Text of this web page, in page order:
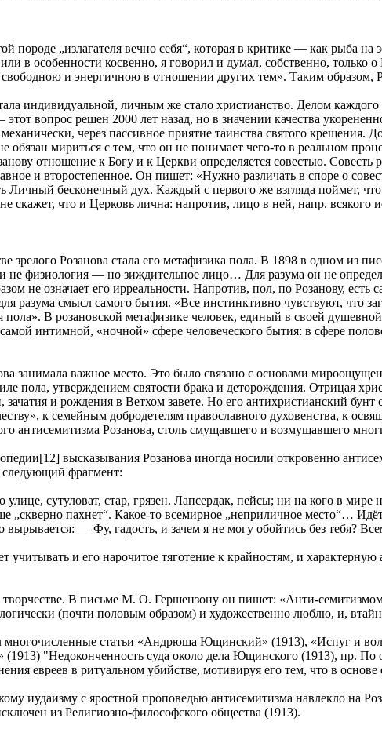
породе „излагателя вечно себя“, которая в критике — как рыба
в особенности косвенно, я говорил и думал, собственно, только о
свободною и энергичною в отношении других тем». Таким образом,
индивидуальной, личным же стало христианство. Делом каждого
вопрос решен 2000 лет назад, но в значении качества
через пассивное приятие таинства святого
обязан мириться с тем, что он не понимает чего-то в реальном
отношение к Богу и к Церкви определяется совестью. Совесть
и второстепенное. Он пишет: «Нужно различать в споре о
Личный бесконечный дух. Каждый с первого же взгляда поймет,
скажет, что и Церковь лична: напротив, лицо в ней, напр. всякого
зрелого Розанова стала его метафизика пола. В 1898 в одном из
не физиология — но зиждительное лицо… Для разума он не
не означает его ирреальности. Напротив, пол, по Розанову, есть
разума смысл самого бытия. «Все инстинктивно чувствуют, что
пола». В розановской метафизике человек, единый в своей
интимной, «ночной» сфере человеческого бытия: в сфере
занимала важное место. Это было связано с основами
пола, утверждением святости брака и деторождения. Отрицая
и рождения в Ветхом завете. Но его антихристианский
к семейным добродетелям православного духовенства, к
антисемитизма Розанова, столь смущавшего и возмущавшего
высказывания Розанова иногда носили откровенно
следующий фрагмент:
сутуловат, стар, грязен. Лапсердак, пейсы; ни на кого в
„скверно пахнет“. Какое-то всемирное „неприличное место“…
— Фу, гадость, и зачем я не могу обойтись без тебя?
учитывать и его нарочитое тяготение к крайностям, и
творчестве. В письме М. О. Гершензону он пишет: «Анти-
(почти половым образом) и художественно люблю, и,
многочисленные статьи «Андрюша Ющинский» (1913), «Испуг и
"Недоконченность суда около дела Ющинского (1913), пр. По
евреев в ритуальном убийстве, мотивируя его тем, что в
иудаизму с яростной проповедью антисемитизма навлекло на
из Религиозно-философского общества (1913).